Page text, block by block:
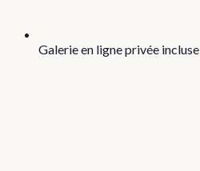
Galerie en ligne privée incluse